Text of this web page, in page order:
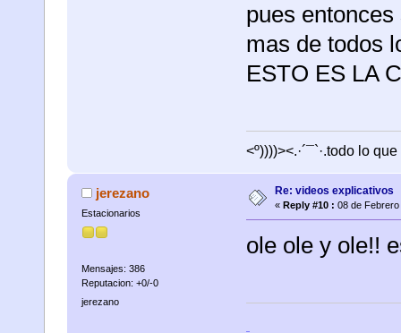
pues
mas de todos
ESTO ES LA
<º))))><.·´¯`·.todo lo
jerezano
Estacionarios
Mensajes: 386
Reputacion: +0/-0
jerezano
Re: videos explicativos
« Reply #10 : 08 de
ole ole y ole!!